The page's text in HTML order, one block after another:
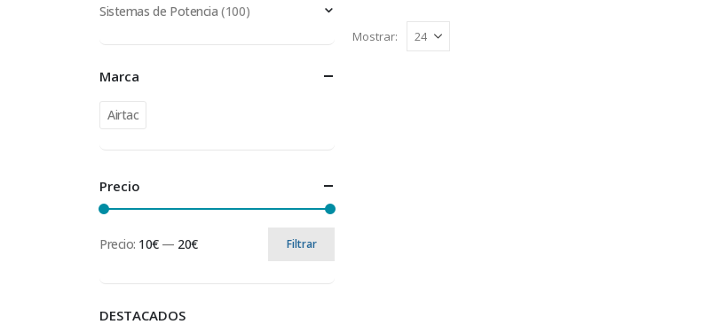
Mostrar:
Sistemas de Potencia (100)
Marca
Airtac
Precio
Filtrar
Precio: 10€— 20€
DESTACADOS